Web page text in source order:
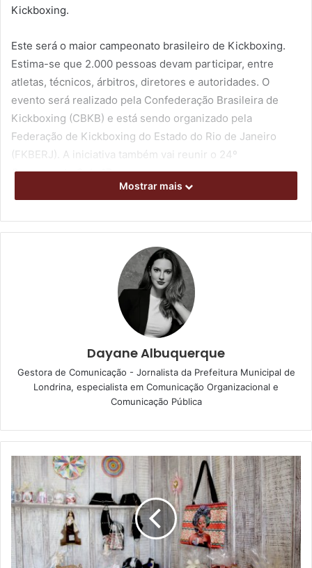
Kickboxing.
Este será o maior campeonato brasileiro de Kickboxing.
Estima-se que 2.000 pessoas devam participar, entre
atletas, técnicos, árbitros, diretores e autoridades. O
evento será realizado pela Confederação Brasileira de
Kickboxing (CBKB) e está sendo organizado pela
Federação de Kickboxing do Estado do Rio de Janeiro
(FKBERJ). A iniciativa também vai reunir o 24º
Campeonato Sub-17.
da cidade de Bandeirantes (Bandeirantes Kickboxing);
Renê Richeter e Dyana Carvalho. Guilherme Belarmino
conta com apoio financeiro da Prefeitura de Londrina, por
meio do Fundo Especial de Incentivo a Programas
Esportivos (FEIPE), da Fundação de Esportes de Londrina
Divulgação
Belarmino é o atual campeão brasileiro e vai em busca do
Mostrar mais
Dayane Albuquerque
Gestora de Comunicação - Jornalista da Prefeitura Municipal de
Londrina, especialista em Comunicação Organizacional e
Comunicação Pública